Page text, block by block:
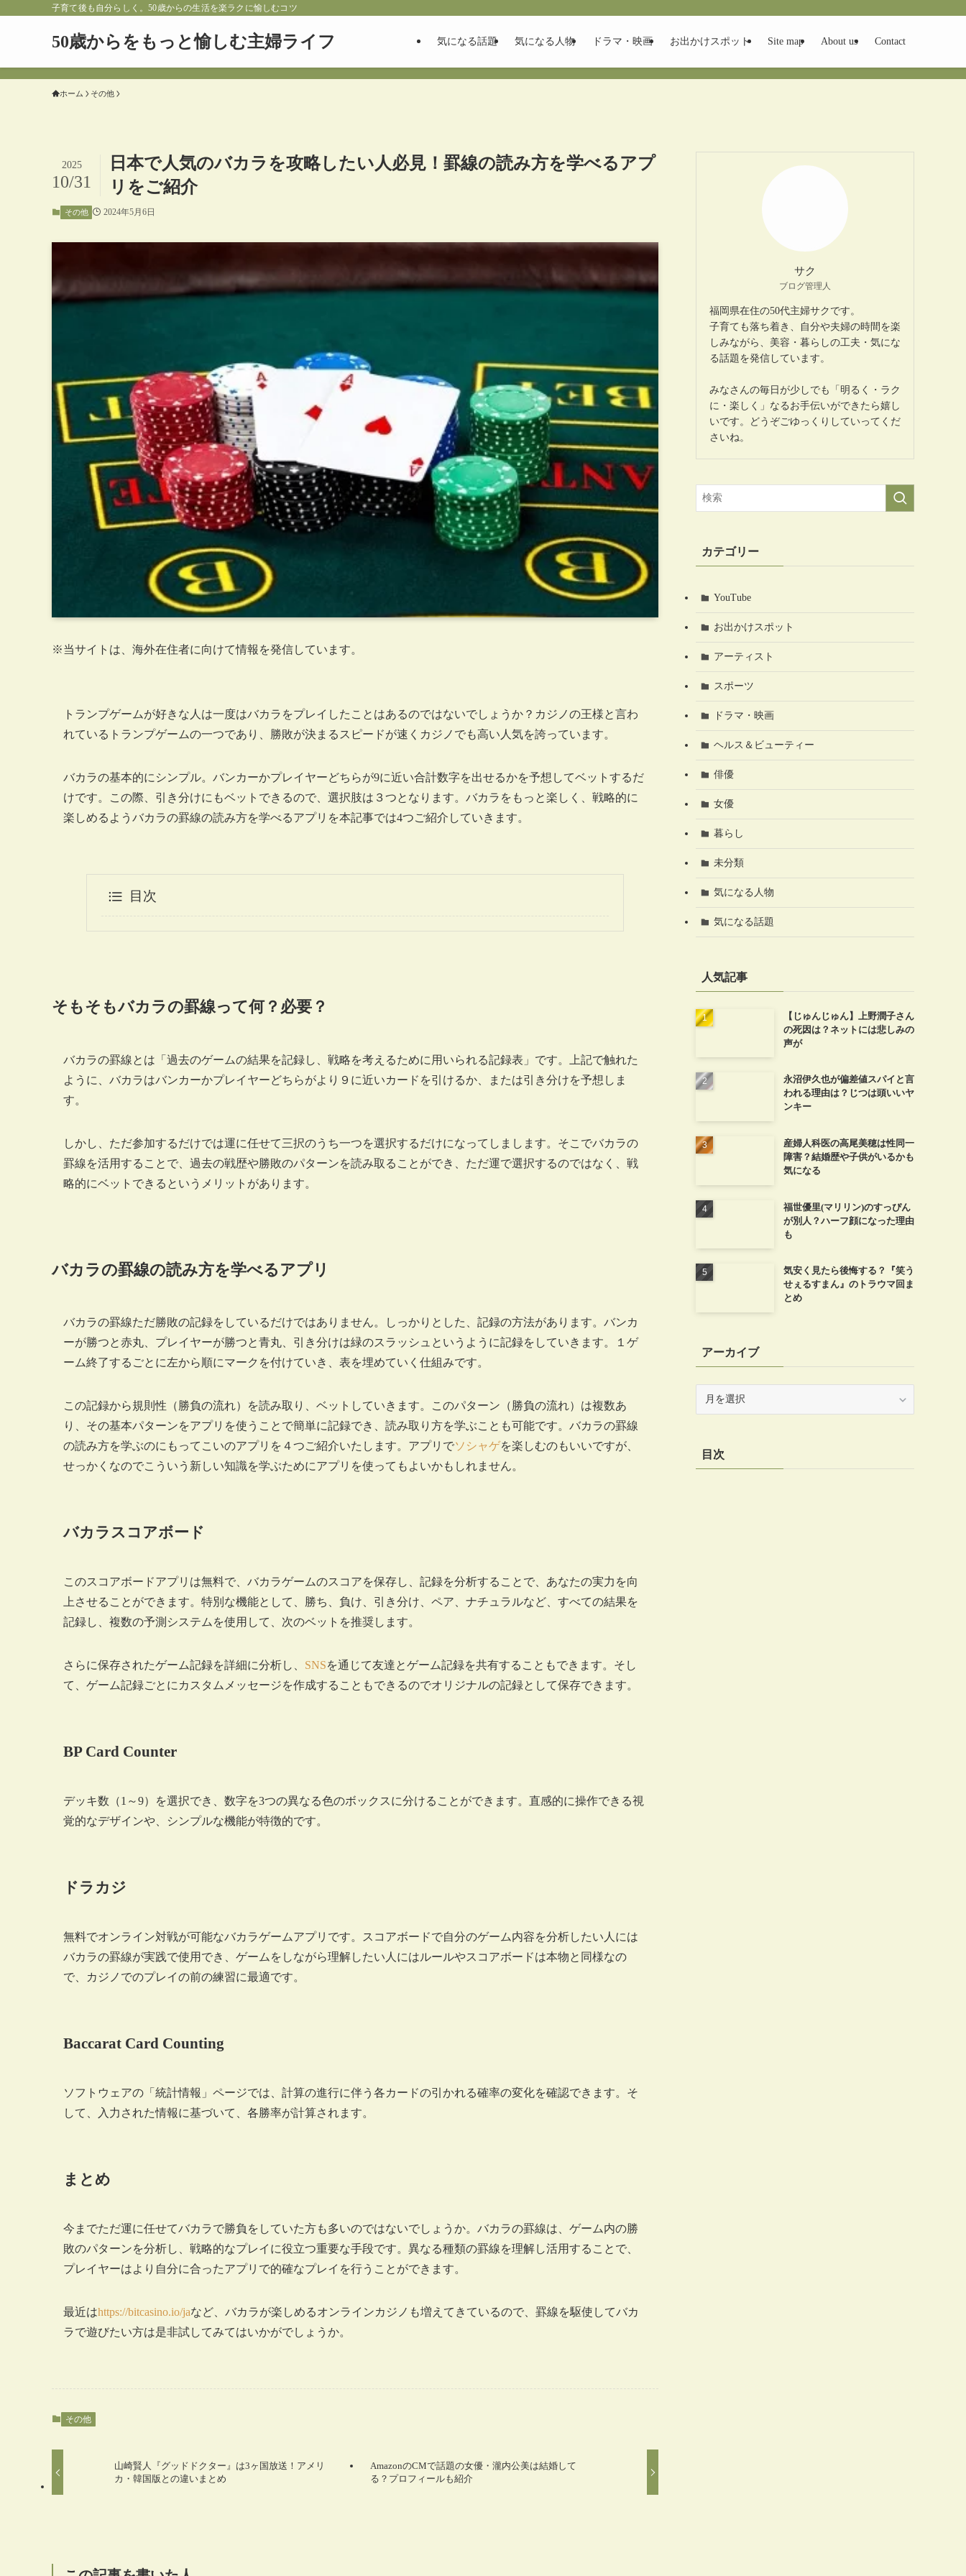
子育て後も自分らしく。50歳からの生活を楽ラクに愉しむコツ
50歳からをもっと愉しむ主婦ライフ 気になる話題 気になる人物 ドラマ・映画 お出かけスポット Site map About us Contact
ホーム その他
日本で人気のバカラを攻略したい人必見！罫線の読み方を学べるアプ
リをご紹介
2025
10/31
その他 2024年5月6日
※当サイトは、海外在住者に向けて情報を発信しています。
トランプゲームが好きな人は一度はバカラをプレイしたことはあるのではないでしょうか？カジノの王様と言わ
れているトランプゲームの一つであり、勝敗が決まるスピードが速くカジノでも高い人気を誇っています。
バカラの基本的にシンプル。バンカーかプレイヤーどちらが9に近い合計数字を出せるかを予想してベットするだ
けです。この際、引き分けにもベットできるので、選択肢は３つとなります。バカラをもっと楽しく、戦略的に
楽しめるようバカラの罫線の読み方を学べるアプリを本記事では4つご紹介していきます。
目次
そもそもバカラの罫線って何？必要？
バカラの罫線とは「過去のゲームの結果を記録し、戦略を考えるために用いられる記録表」です。上記で触れた
ように、バカラはバンカーかプレイヤーどちらがより９に近いカードを引けるか、または引き分けを予想しま
す。
しかし、ただ参加するだけでは運に任せて三択のうち一つを選択するだけになってしまします。そこでバカラの
罫線を活用することで、過去の戦歴や勝敗のパターンを読み取ることができ、ただ運で選択するのではなく、戦
略的にベットできるというメリットがあります。
バカラの罫線の読み方を学べるアプリ
バカラの罫線ただ勝敗の記録をしているだけではありません。しっかりとした、記録の方法があります。バンカ
ーが勝つと赤丸、プレイヤーが勝つと青丸、引き分けは緑のスラッシュというように記録をしていきます。１ゲ
ーム終了するごとに左から順にマークを付けていき、表を埋めていく仕組みです。
この記録から規則性（勝負の流れ）を読み取り、ベットしていきます。このパターン（勝負の流れ）は複数あ
り、その基本パターンをアプリを使うことで簡単に記録でき、読み取り方を学ぶことも可能です。バカラの罫線
の読み方を学ぶのにもってこいのアプリを４つご紹介いたします。アプリでソシャゲを楽しむのもいいですが、
せっかくなのでこういう新しい知識を学ぶためにアプリを使ってもよいかもしれません。
バカラスコアボード
このスコアボードアプリは無料で、バカラゲームのスコアを保存し、記録を分析することで、あなたの実力を向
上させることができます。特別な機能として、勝ち、負け、引き分け、ペア、ナチュラルなど、すべての結果を
記録し、複数の予測システムを使用して、次のベットを推奨します。
さらに保存されたゲーム記録を詳細に分析し、 SNSを通じて友達とゲーム記録を共有することもできます。そし
て、ゲーム記録ごとにカスタムメッセージを作成することもできるのでオリジナルの記録として保存できます。
BP Card Counter
デッキ数（1～9）を選択でき、数字を3つの異なる色のボックスに分けることができます。直感的に操作できる視
覚的なデザインや、シンプルな機能が特徴的です。
ドラカジ
無料でオンライン対戦が可能なバカラゲームアプリです。スコアボードで自分のゲーム内容を分析したい人には
バカラの罫線が実践で使用でき、ゲームをしながら理解したい人にはルールやスコアボードは本物と同様なの
で、カジノでのプレイの前の練習に最適です。
Baccarat Card Counting
ソフトウェアの「統計情報」ページでは、計算の進行に伴う各カードの引かれる確率の変化を確認できます。そ
して、入力された情報に基づいて、各勝率が計算されます。
まとめ
今までただ運に任せてバカラで勝負をしていた方も多いのではないでしょうか。バカラの罫線は、ゲーム内の勝
敗のパターンを分析し、戦略的なプレイに役立つ重要な手段です。異なる種類の罫線を理解し活用することで、
プレイヤーはより自分に合ったアプリで的確なプレイを行うことができます。
最近はhttps://bitcasino.io/jaなど、バカラが楽しめるオンラインカジノも増えてきているので、罫線を駆使してバカ
ラで遊びたい方は是非試してみてはいかがでしょうか。
その他
山崎賢人『グッドドクター』は3ヶ国放送！アメリ
カ・韓国版との違いまとめ
AmazonのCMで話題の女優・瀧内公美は結婚して
る？プロフィールも紹介
サク
ブログ管理人
福岡県在住の50代主婦サクです。
子育ても落ち着き、自分や夫婦の時間を楽
しみながら、美容・暮らしの工夫・気にな
る話題を発信しています。
みなさんの毎日が少しでも「明るく・ラク
に・楽しく」なるお手伝いができたら嬉し
いです。どうぞごゆっくりしていってくだ
さいね。
カテゴリー
YouTube
お出かけスポット
アーティスト
スポーツ
ドラマ・映画
ヘルス＆ビューティー
俳優
女優
暮らし
未分類
気になる人物
気になる話題
人気記事
【じゅんじゅん】上野潤子さん
の死因は？ネットには悲しみの
声が
永沼伊久也が偏差値スパイと言
われる理由は？じつは頭いいヤ
ンキー
産婦人科医の高尾美穂は性同一
障害？結婚歴や子供がいるかも
気になる
福世優里(マリリン)のすっぴん
が別人？ハーフ顔になった理由
も
気安く見たら後悔する？『笑う
せぇるすまん』のトラウマ回ま
とめ
アーカイブ
ブ目次